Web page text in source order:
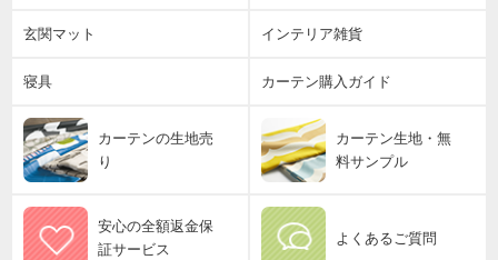
玄関マット インテリア雑貨
寝具 カーテン購入ガイド
カーテンの生地売
り
カーテン生地・無
料サンプル
安心の全額返金保
証サービス
よくあるご質問